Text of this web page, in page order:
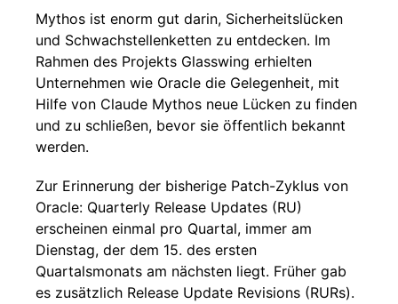
Mythos ist enorm gut darin, Sicherheitslücken
und Schwachstellenketten zu entdecken. Im
Rahmen des Projekts Glasswing erhielten
Unternehmen wie Oracle die Gelegenheit, mit
Hilfe von Claude Mythos neue Lücken zu finden
und zu schließen, bevor sie öffentlich bekannt
werden.
Zur Erinnerung der bisherige Patch-Zyklus von
Oracle: Quarterly Release Updates (RU)
erscheinen einmal pro Quartal, immer am
Dienstag, der dem 15. des ersten
Quartalsmonats am nächsten liegt. Früher gab
es zusätzlich Release Update Revisions (RURs).